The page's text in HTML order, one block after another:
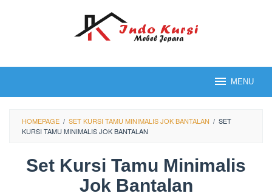
MENU
HOMEPAGE / SET KURSI TAMU MINIMALIS JOK BANTALAN / SET
KURSI TAMU MINIMALIS JOK BANTALAN
Set Kursi Tamu Minimalis
Jok Bantalan